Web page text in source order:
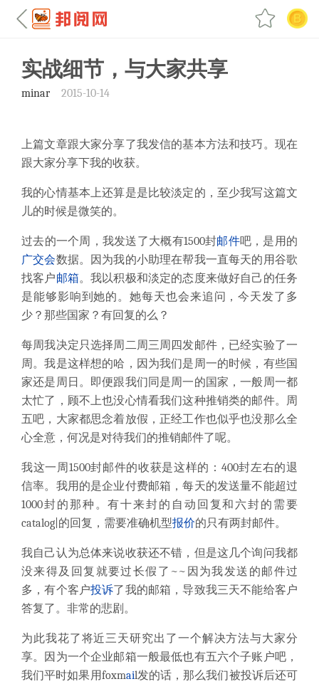
实战细节，与大家共享
minar 2015-10-14
上篇文章跟大家分享了我发信的基本方法和技巧。现在
跟大家分享下我的收获。
我的心情基本上还算是是比较淡定的，至少我写这篇文
儿的时候是微笑的。
过去的一个周，我发送了大概有1500封邮件吧，是用的
广交会数据。因为我的小助理在帮我一直每天的用谷歌
找客户邮箱。我以积极和淡定的态度来做好自己的任务
是能够影响到她的。她每天也会来追问，今天发了多
少？那些国家？有回复的么？
每周我决定只选择周二周三周四发邮件，已经实验了一
周。我是这样想的哈，因为我们是周一的时候，有些国
家还是周日。即便跟我们同是周一的国家，一般周一都
太忙了，顾不上也没心情看我们这种推销类的邮件。周
五吧，大家都思念着放假，正经工作也似乎也没那么全
心全意，何况是对待我们的推销邮件了呢。
我这一周 1500封邮件的收获是这样的： 400封左右的退
信率。我用的是企业付费邮箱，每天的发送量不能超过
1000封的那种。有十来封的自动回复和六封的需要
catalog| 的回复，需要准确机型报价的只有两封邮件。
我自己认为总体来说收获还不错，但是这几个询问我都
没来得及回复就要过长假了 ~~ 因为我发送的邮件过
多，有个客户投诉了我的邮箱，导致我三天不能给客户
答复了。非常的悲剧。
为此我花了将近三天研究出了一个解决方法与大家分
享。因为一个企业邮箱一般最低也有五六个子账户吧，
我们平时如果用foxmail发的话，那么我们被投诉后还可